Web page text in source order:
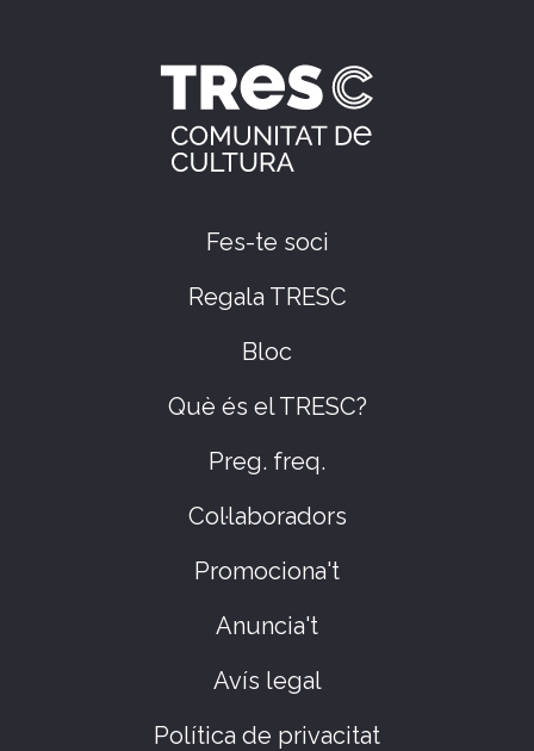
Fes-te soci
Regala TRESC
Bloc
Què és el TRESC?
Preg. freq.
Col·laboradors
Promociona't
Anuncia't
Avís legal
Política de privacitat